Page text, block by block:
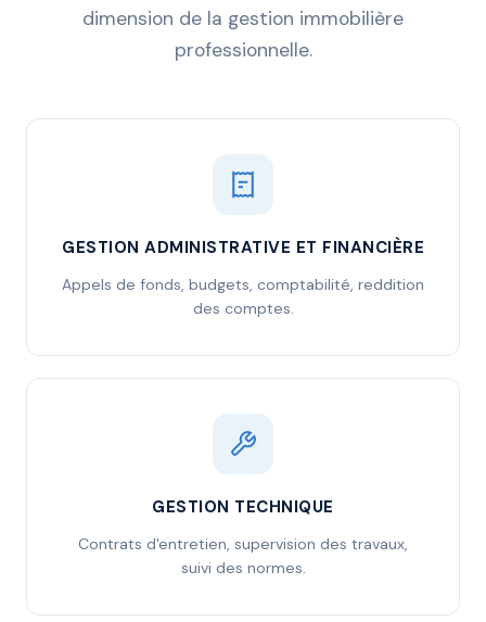
dimension de la gestion immobilière
professionnelle.
GESTION ADMINISTRATIVE ET FINANCIÈRE
Appels de fonds, budgets, comptabilité, reddition
des comptes.
GESTION TECHNIQUE
Contrats d'entretien, supervision des travaux,
suivi des normes.